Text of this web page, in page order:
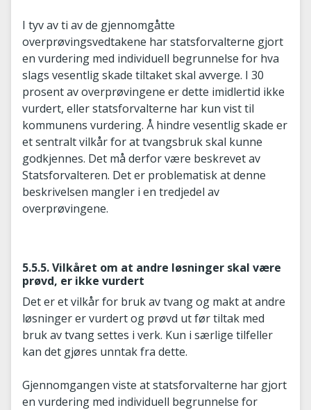
I tyv av ti av de gjennomgåtte
overprøvingsvedtakene har statsforvalterne gjort
en vurdering med individuell begrunnelse for hva
slags vesentlig skade tiltaket skal avverge. I 30
prosent av overprøvingene er dette imidlertid ikke
vurdert, eller statsforvalterne har kun vist til
kommunens vurdering. Å hindre vesentlig skade er
et sentralt vilkår for at tvangsbruk skal kunne
godkjennes. Det må derfor være beskrevet av
Statsforvalteren. Det er problematisk at denne
beskrivelsen mangler i en tredjedel av
overprøvingene.
5.5.5. Vilkåret om at andre løsninger skal være
prøvd, er ikke vurdert
Det er et vilkår for bruk av tvang og makt at andre
løsninger er vurdert og prøvd ut før tiltak med
bruk av tvang settes i verk. Kun i særlige tilfeller
kan det gjøres unntak fra dette.
Gjennomgangen viste at statsforvalterne har gjort
en vurdering med individuell begrunnelse for